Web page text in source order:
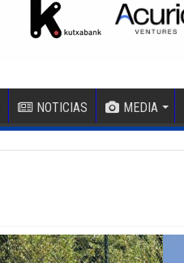
NOTICIAS MEDIA